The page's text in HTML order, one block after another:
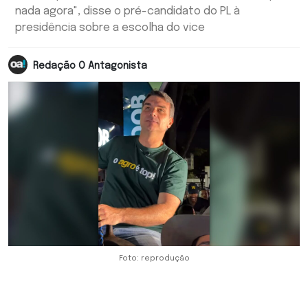
nada agora", disse o pré-candidato do PL à
presidência sobre a escolha do vice
Redação O Antagonista
Foto: reprodução